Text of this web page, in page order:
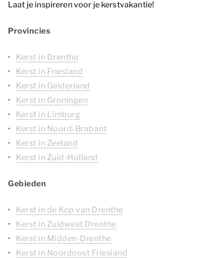
Laat je inspireren voor je kerstvakantie!
Provincies
Kerst in Drenthe
Kerst in Friesland
Kerst in Gelderland
Kerst in Groningen
Kerst in Limburg
Kerst in Noord-Brabant
Kerst in Zeeland
Kerst in Zuid-Holland
Gebieden
Kerst in de Kop van Drenthe
Kerst in Zuidwest Drenthe
Kerst in Midden-Drenthe
Kerst in Noordoost Friesland